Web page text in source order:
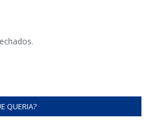
QUERIA?